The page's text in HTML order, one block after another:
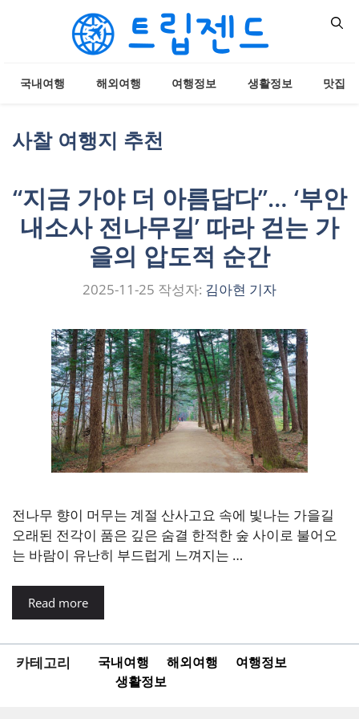
국내여행 해외여행 여행정보 생활정보 맛집
사찰 여행지 추천
“지금 가야 더 아름답다”… ‘부안
내소사 전나무길’ 따라 걷는 가
을의 압도적 순간
2025-11-25 작성자: 김아현 기자
전나무 향이 머무는 계절 산사고요 속에 빛나는 가을길
오래된 전각이 품은 깊은 숨결 한적한 숲 사이로 불어오
는 바람이 유난히 부드럽게 느껴지는 …
Read more
카테고리 국내여행 해외여행
여행정보
생활정보